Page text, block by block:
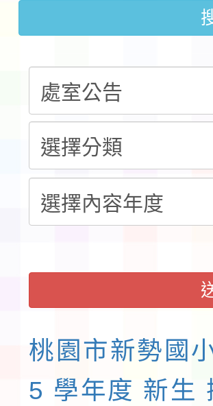
開 智慧啟航」
轉知國立東華
共學行動站」
習海報及各區
教育部校安中
報
淨零綠領人才
桃園市新勢國
5 學年度 新生